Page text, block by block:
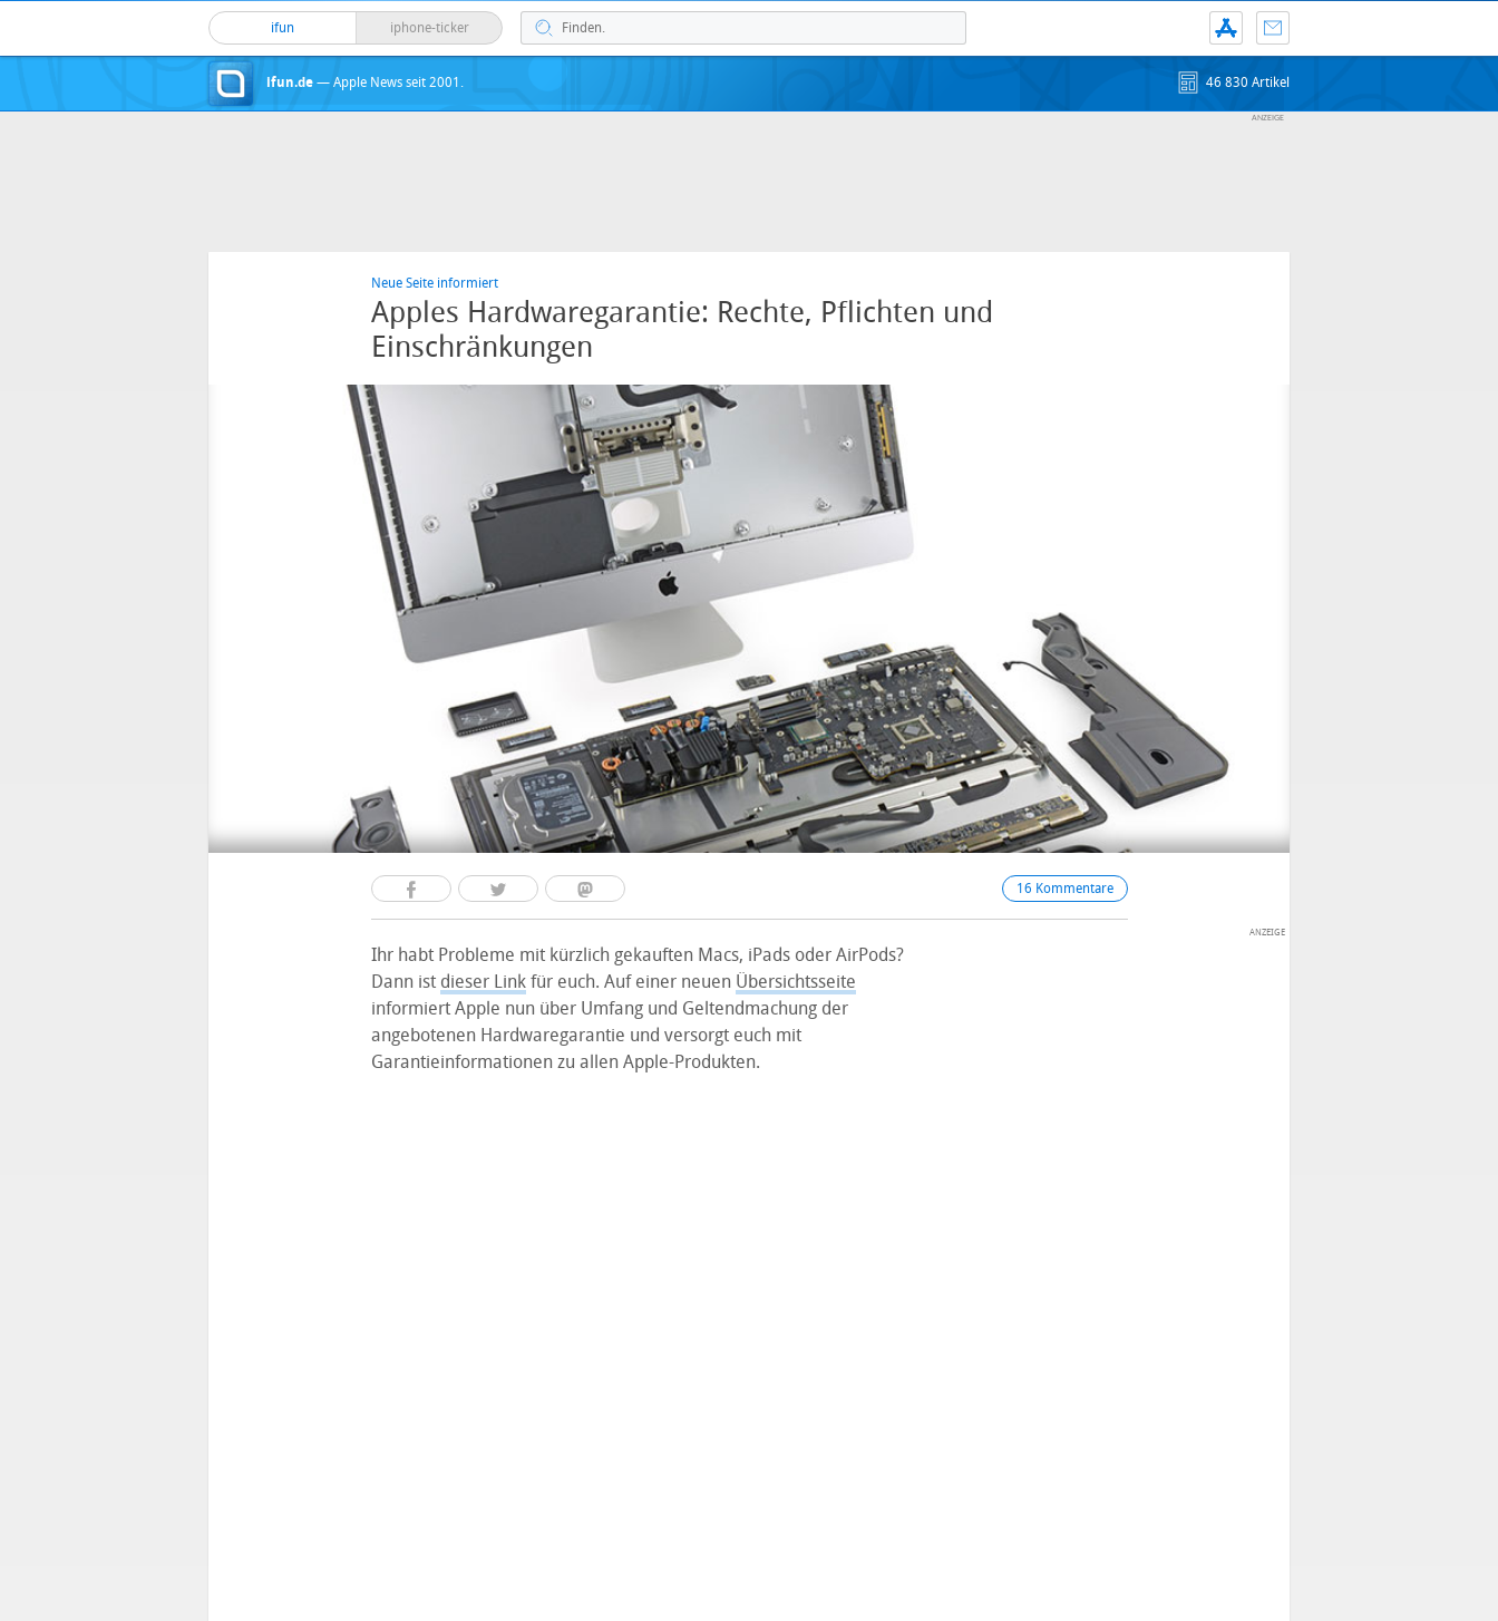
ifun iphone-ticker
ifun.de — Apple News seit 2001. 46 830 Artikel
Neue Seite informiert
Apples Hardwaregarantie: Rechte, Pflichten und
Einschränkungen
16 Kommentare
Ihr habt Probleme mit kürzlich gekauften Macs, iPads oder AirPods?
Dann ist dieser Linkfür euch. Auf einer neuen Übersichtsseite
informiert Apple nun über Umfang und Geltendmachung der
angebotenen Hardwaregarantie und versorgt euch mit
Garantieinformationen zu allen Apple-Produkten.